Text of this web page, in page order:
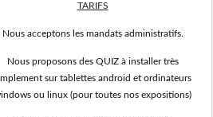
TARIFS
Nous acceptons les mandats administratifs.
Nous proposons des QUIZ à installer très
sur tablettes android et ordinateurs
ou linux (pour toutes nos expositions)